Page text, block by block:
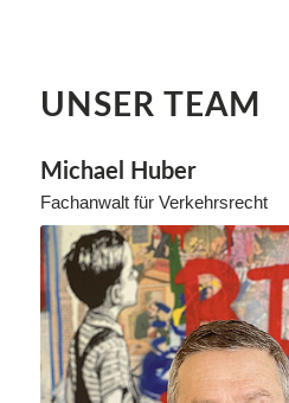
UNSER TEAM
Michael Huber
Fachanwalt für Verkehrsrecht